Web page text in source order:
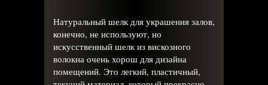
Натуральный шелк для украшения залов,
конечно, не используют, но
искусственный шелк из вискозного
волокна очень хорош для дизайна
помещений. Это легкий, пластичный,